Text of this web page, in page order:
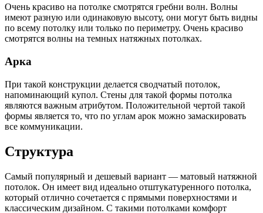
Очень красиво на потолке смотрятся гребни волн. Волны
имеют разную или одинаковую высоту, они могут быть видны
по всему потолку или только по периметру. Очень красиво
смотрятся волны на темных натяжных потолках.
Арка
При такой конструкции делается сводчатый потолок,
напоминающий купол. Стены для такой формы потолка
являются важным атрибутом. Положительной чертой такой
формы является то, что по углам арок можно замаскировать
все коммуникации.
Структура
Самый популярный и дешевый вариант — матовый натяжной
потолок. Он имеет вид идеально отштукатуренного потолка,
который отлично сочетается с прямыми поверхностями и
классическим дизайном. С такими потолками комфорт